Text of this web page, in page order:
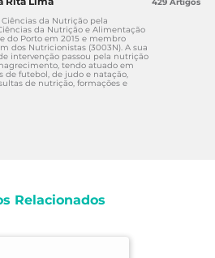
da Nutrição pela
da Nutrição e Alimentação
do Porto em 2015 e membro
dos Nutricionistas (3003N). A sua
intervenção passou pela nutrição
tendo atuado em
de futebol, de judo e natação,
de nutrição, formações e
Relacionados